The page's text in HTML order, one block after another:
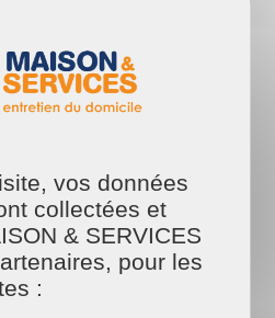
été et de retrouver un
à votre retour de
à domicile pendant
reçues, l’été est une
appel à une aide
équipes interviennent
estivale pour assurer
maison ou de votre
vos données
collectées et
& SERVICES
pour les
: